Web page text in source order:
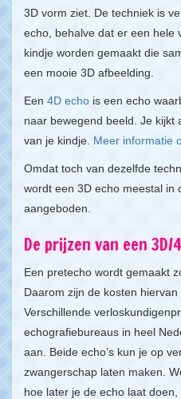
3D vorm ziet. De techniek is
echo, behalve dat er een hele
kindje worden gemaakt die
een mooie 3D afbeelding.
Een 4D echo is een echo
naar bewegend beeld. Je kijkt
van je kindje. Meer informatie
Omdat toch van dezelfde
wordt een 3D echo meestal in
aangeboden.
De prijzen van een
Een pretecho wordt gemaakt
Daarom zijn de kosten hiervan
Verschillende
echografiebureaus in heel
aan. Beide echo’s kun je op
zwangerschap laten maken.
hoe later je de echo laat